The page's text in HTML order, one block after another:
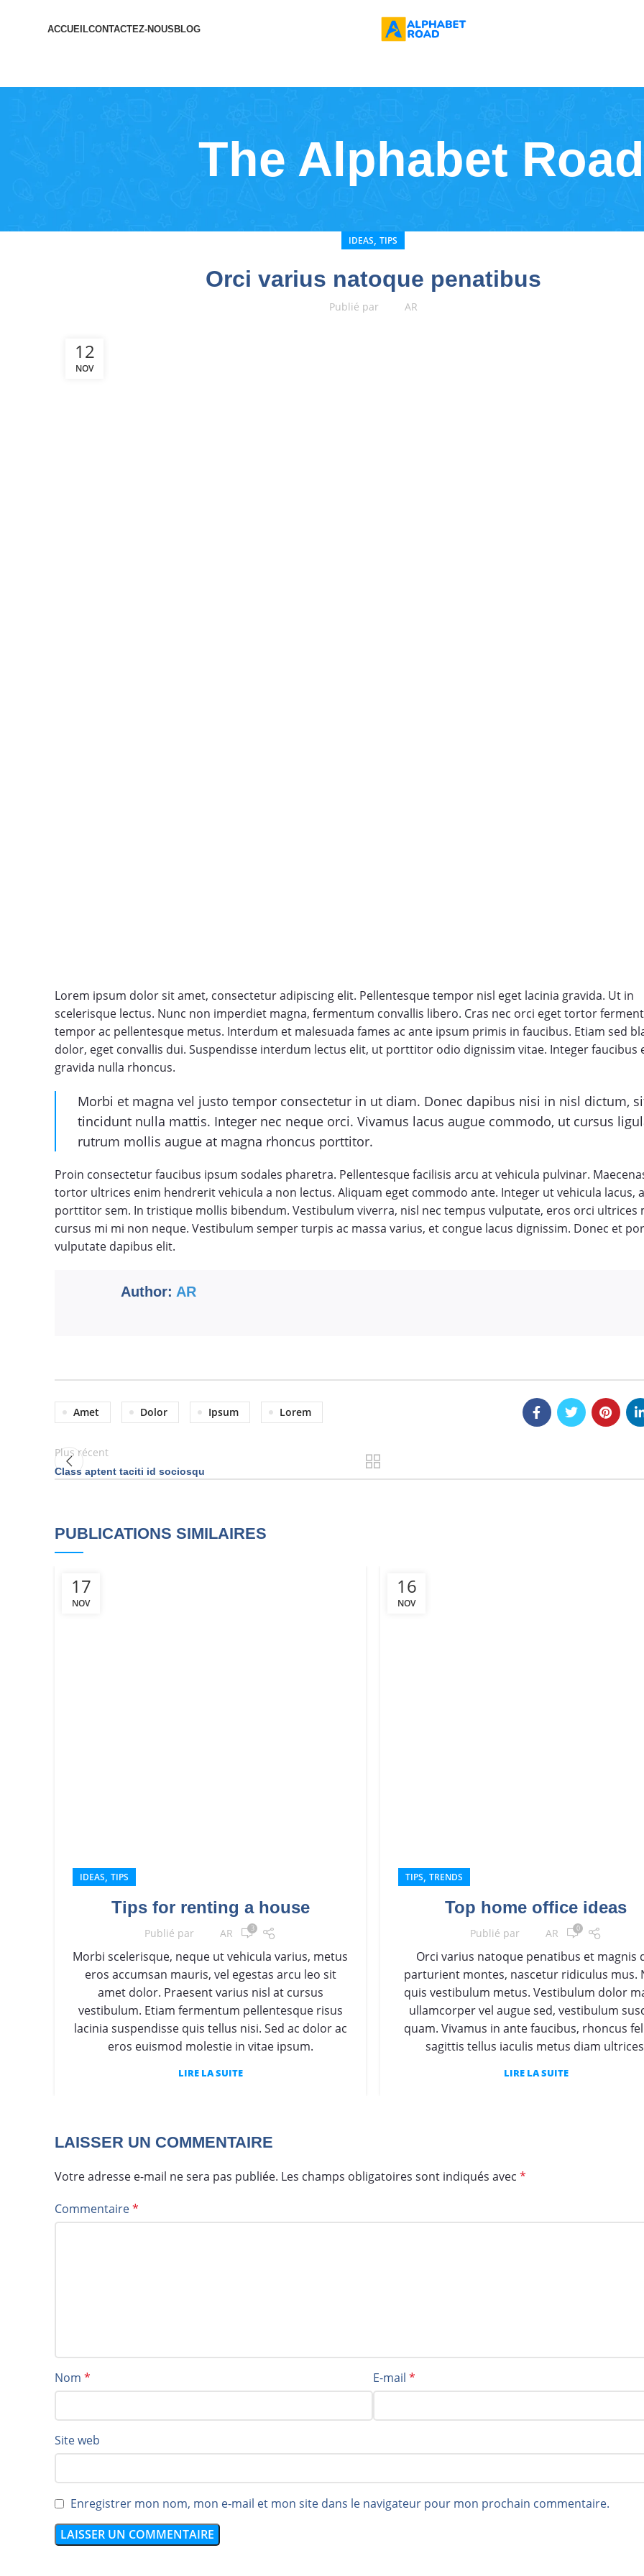
ACCUEILCONTACTEZ-NOUS BLOG
The Alphabet
IDEAS,TIPS
Orci varius natoque penatibus
Publié par AR
12
NOV
Lorem ipsum dolor sit amet, consectetur adipiscing elit. Pellentesque tempor nisl eget lacinia gravida. Ut in
scelerisque lectus. Nunc non imperdiet magna, fermentum convallis libero. Cras nec orci eget tortor
tempor ac pellentesque metus. Interdum et malesuada fames ac ante ipsum primis in faucibus. Etiam sed
dolor, eget convallis dui. Suspendisse interdum lectus elit, ut porttitor odio dignissim vitae. Integer faucibus
gravida nulla rhoncus.
Morbi et magna vel justo tempor consectetur in ut diam. Donec dapibus nisi in nisl dictum,
tincidunt nulla mattis. Integer nec neque orci. Vivamus lacus augue commodo, ut cursus
rutrum mollis augue at magna rhoncus porttitor.
Proin consectetur faucibus ipsum sodales pharetra. Pellentesque facilisis arcu at vehicula pulvinar.
tortor ultrices enim hendrerit vehicula a non lectus. Aliquam eget commodo ante. Integer ut vehicula lacus,
porttitor sem. In tristique mollis bibendum. Vestibulum viverra, nisl nec tempus vulputate, eros orci ultrices
cursus mi mi non neque. Vestibulum semper turpis ac massa varius, et congue lacus dignissim. Donec et
vulputate dapibus elit.
Author: AR
Amet Dolor Ipsum Lorem
Plus récent
Class aptent taciti id sociosqu
PUBLICATIONS SIMILAIRES
17
NOV
IDEAS, TIPS
Tips for renting a house
Publié par AR 3
Morbi scelerisque, neque ut vehicula varius, metus
eros accumsan mauris, vel egestas arcu leo sit
amet dolor. Praesent varius nisl at cursus
vestibulum. Etiam fermentum pellentesque risus
lacinia suspendisse quis tellus nisi. Sed ac dolor ac
eros euismod molestie in vitae ipsum.
LIRE LA SUITE
16
NOV
TIPS,TRENDS
Top home office ideas
Publié par AR 0
Orci varius natoque penatibus et magnis
parturient montes, nascetur ridiculus mus.
quis vestibulum metus. Vestibulum dolor
ullamcorper vel augue sed, vestibulum
quam. Vivamus in ante faucibus, rhoncus
sagittis tellus iaculis metus diam
LIRE LA SUITE
LAISSER UN COMMENTAIRE
Votre adresse e-mail ne sera pas publiée. Les champs obligatoires sont indiqués avec *
Commentaire*
Nom * E-mail*
Site web
Enregistrer mon nom, mon e-mail et mon site dans le navigateur pour mon prochain commentaire.